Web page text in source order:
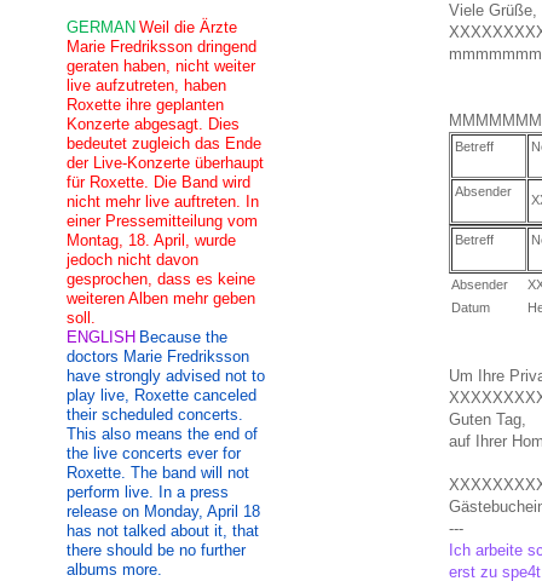
Viele Grüße,
Betreff
Absender
Betreff
Absender
Datum
Um Ihre
Guten Tag,
auf Ihrer
---
Ich arbeite
erst zu
GERMAN Weil die Ärzte
Marie Fredriksson dringend
geraten haben, nicht weiter
live aufzutreten, haben
Roxette ihre geplanten
Konzerte abgesagt. Dies
bedeutet zugleich das Ende
der Live-Konzerte überhaupt
für Roxette. Die Band wird
nicht mehr live auftreten. In
einer Pressemitteilung vom
Montag, 18. April, wurde
jedoch nicht davon
gesprochen, dass es keine
weiteren Alben mehr geben
soll.
ENGLISH Because the
doctors Marie Fredriksson
have strongly advised not to
play live, Roxette canceled
their scheduled concerts.
This also means the end of
the live concerts ever for
Roxette. The band will not
perform live. In a press
release on Monday, April 18
has not talked about it, that
there should be no further
albums more.